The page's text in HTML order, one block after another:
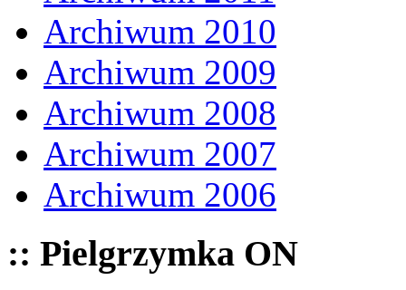
Archiwum 2010
Archiwum 2009
Archiwum 2008
Archiwum 2007
Archiwum 2006
:: Pielgrzymka ON